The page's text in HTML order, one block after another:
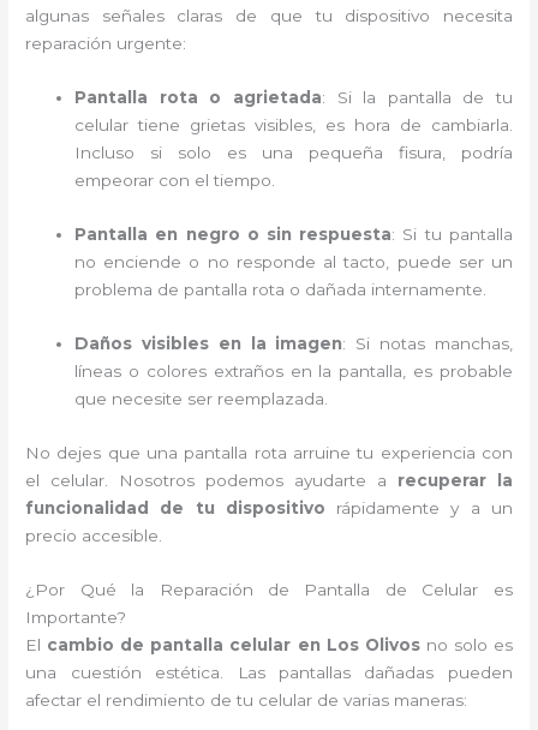
algunas señales claras de que tu dispositivo necesita
reparación urgente:
Pantalla rota o agrietada: Si la pantalla de tu
celular tiene grietas visibles, es hora de cambiarla.
Incluso si solo es una pequeña fisura, podría
empeorar con el tiempo.
Pantalla en negro o sin respuesta: Si tu pantalla
no enciende o no responde al tacto, puede ser un
problema de pantalla rota o dañada internamente.
Daños visibles en la imagen: Si notas manchas,
líneas o colores extraños en la pantalla, es probable
que necesite ser reemplazada.
No dejes que una pantalla rota arruine tu experiencia con
el celular. Nosotros podemos ayudarte a recuperar la
funcionalidad de tu dispositivo rápidamente y a un
precio accesible.
¿Por Qué la Reparación de Pantalla de Celular es
Importante?
El cambio de pantalla celular en Los Olivosno solo es
una cuestión estética. Las pantallas dañadas pueden
afectar el rendimiento de tu celular de varias maneras: